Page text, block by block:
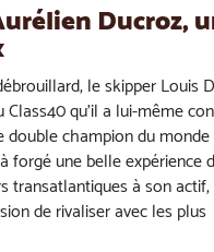
Ducroz,
le skipper Louis
qu’il a lui-même
double champion du
forgé une belle expérience
transatlantiques à son
de rivaliser avec les plus